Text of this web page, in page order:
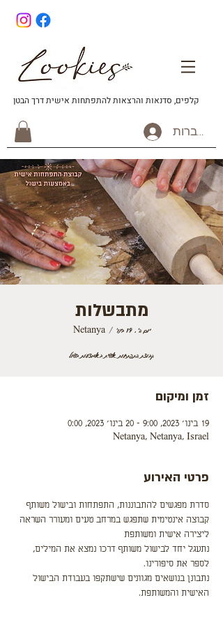
קלפים, סדנאות והרצאות להתפתחות אישית דרך הבטן
להתחברות
מתבשלות
יום ה׳, 19 בינו׳
  |
Netanya
קבוצת התפתחות אישית באמצעות בישול
זמן ומיקום
19 בינו׳ 2023, 9:00 – 20 בינו׳ 2023, 0:00
Netanya, Netanya, Israel
פרטי האירוע
סדרת מפגשים להתבוננות, התפתחות ובישול משותף
קבוצה אינטימית שתפגש במרחב טעים ומעורר השראה
ליצירה אישית ומשותפת
נתעגל יחד לבישול משותף דרכו נמצא את המילים,
לספר את סיפורינו.
נתבונן בנושאים מגוונים שישתקפו בעבודת הבישול
האישית והמשותפת.